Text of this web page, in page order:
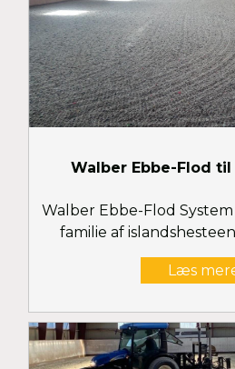
Walber Ebbe-Flod
Walber Ebbe-Flod
familie af
Læs